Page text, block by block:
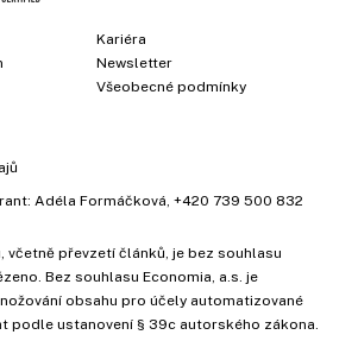
Kariéra
Newsletter
Všeobecné podmínky
Adéla Formáčková +420 739 500 832
včetně převzetí článků, je bez souhlasu
Bez souhlasu Economia, a.s. je
obsahu pro účely automatizované
podle ustanovení § 39c autorského zákona.